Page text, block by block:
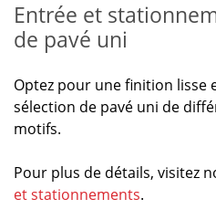
Entrée et
de pavé uni
Optez pour une finition
sélection de pavé uni de
motifs.
Pour plus de détails, visitez
et stationnements.